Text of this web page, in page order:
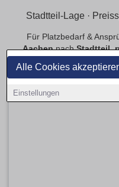
Alle Cookies
Einstellungen
Stadtteil-Lage ·
Für Platzbedarf &
AachennachStadtteil,